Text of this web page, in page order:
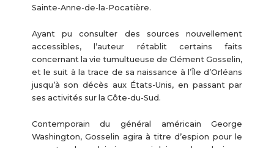
Sainte-Anne-de-la-Pocatière.
Ayant pu consulter des sources nouvellement
accessibles, l’auteur rétablit certains faits
concernant la vie tumultueuse de Clément Gosselin,
et le suit à la trace de sa naissance à l’Île d’Orléans
jusqu’à son décès aux États-Unis, en passant par
ses activités sur la Côte-du-Sud.
Contemporain du général américain George
Washington, Gosselin agira à titre d’espion pour le